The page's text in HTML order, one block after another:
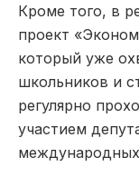
Кроме того, в
проект
который уже
школьников и
регулярно
участием